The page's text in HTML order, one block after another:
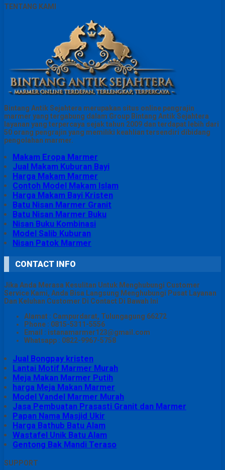
TENTANG KAMI
Bintang Antik Sejahtera merupakan situs online pengrajin
marmer yang tergabung dalam Group Bintang Antik Sejahtera
layanan yang terpercaya sejak tahun 2009 dan terdapat lebih dari
50 orang pengrajin yang memiliki keahlian tersendiri dibidang
pengolahan marmer.
Makam Eropa Marmer
Jual Makam Kuburan Bayi
Harga Makam Marmer
Contoh Model Makam Islam
Harga Makam Bayi Kristen
Batu Nisan Marmer Granit
Batu Nisan Marmer Buku
Nisan Buku Kombinasi
Model Salib Kuburan
Nisan Patok Marmer
CONTACT INFO
Jika Anda Merasa Kesulitan Untuk Menghubungi Customer
Service Kami, Anda Bisa Langsung Menghubungi Pusat Layanan
Dan Keluhan Customer Di Contact Di Bawah Ini
Alamat : Campurdarat, Tulungagung 66272
Phone : 0815-5311-5556
Email : istanamarmer123@gmail.com
Whatsapp : 0822-9967-5758
Jual Bongpay kristen
Lantai Motif Marmer Murah
Meja Makan Marmer Putih
harga Meja Makan Marmer
Model Vandel Marmer Murah
Jasa Pembuatan Prasasti Granit dan Marmer
Papan Nama Masjid Ukir
Harga Bathub Batu Alam
Wastafel Unik Batu Alam
Gentong Bak Mandi Teraso
SUPPORT